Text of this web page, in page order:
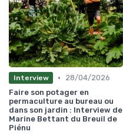
Interview •
28/04/2026
Faire son potager en
permaculture au bureau ou
dans son jardin : Interview de
Marine Bettant du Breuil de
Piénu